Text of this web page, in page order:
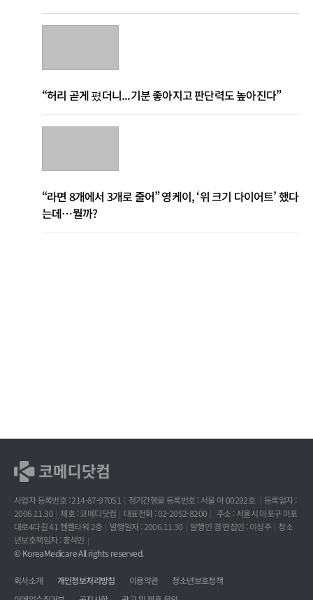
“허리 곧게 폈더니...기분 좋아지고 판단력도 높아진다”
“라면 8개에서 3개로 줄어” 영케이, ‘위 크기 다이어트’ 했다
는데…뭘까?
사업자 등록번호 : 214-87-97051 정기간행물 등록번호 : 서울 아 00292호
등록일자 :
2006.11.30
제호 : 코메디닷컴 대표전화 : 02-2052-8200
주소 : 서울시 마포구 마포
대로4다길 41 헨켈타워 2층
발행일자 : 2006.11.30 발행인 겸 편집인 : 이성주
청소
년보호책임자 : 홍석민
© KoreaMedicare All rights reserved.
회사소개 개인정보처리방침 이용약관
청소년보호정책